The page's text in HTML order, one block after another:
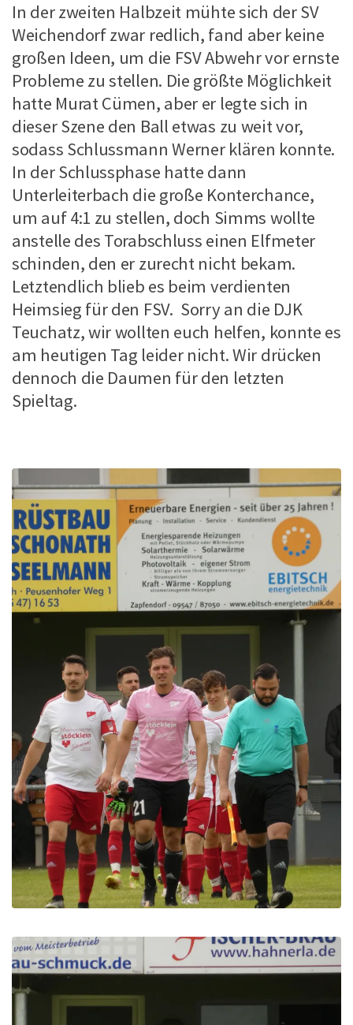
In der zweiten Halbzeit mühte sich der SV
Weichendorf zwar redlich, fand aber keine
großen Ideen, um die FSV Abwehr vor ernste
Probleme zu stellen. Die größte Möglichkeit
hatte Murat Cümen, aber er legte sich in
dieser Szene den Ball etwas zu weit vor,
sodass Schlussmann Werner klären konnte.
In der Schlussphase hatte dann
Unterleiterbach die große Konterchance,
um auf 4:1 zu stellen, doch Simms wollte
anstelle des Torabschluss einen Elfmeter
schinden, den er zurecht nicht bekam.
Letztendlich blieb es beim verdienten
Heimsieg für den FSV. Sorry an die DJK
Teuchatz, wir wollten euch helfen, konnte es
am heutigen Tag leider nicht. Wir drücken
dennoch die Daumen für den letzten
Spieltag.